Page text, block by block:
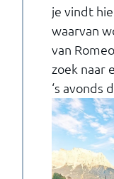
je vindt
waarvan
van
zoek naar
‘s avonds